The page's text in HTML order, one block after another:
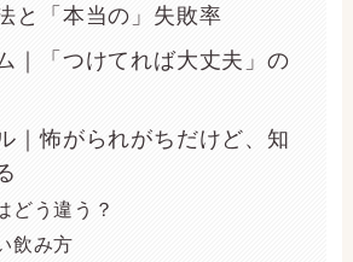
と「本当の」失敗率
｜「つけてれば大丈夫」の
｜怖がられがちだけど、知
どう違う？
飲み方